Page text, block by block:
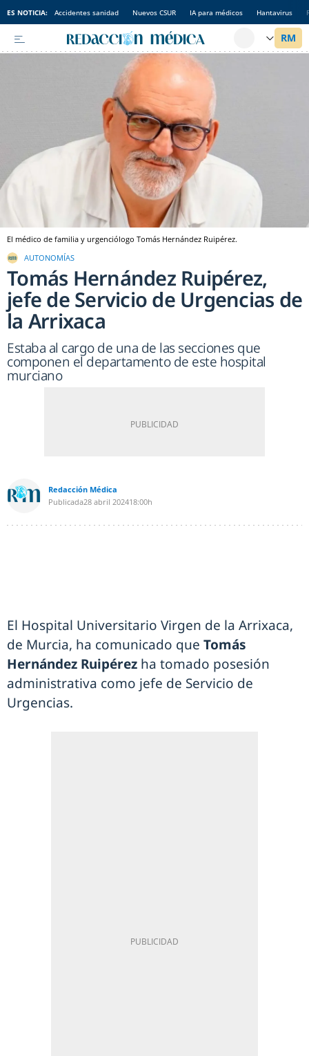
ES NOTICIA: Accidentes sanidad Nuevos CSUR IA para médicos Hantavirus
El médico de familia y urgenciólogo Tomás Hernández Ruipérez.
AUTONOMÍAS
Tomás Hernández Ruipérez,
jefe de Servicio de Urgencias de
la Arrixaca
Estaba al cargo de una de las secciones que
componen el departamento de este hospital
murciano
Redacción Médica
Publicada28 abril 202418:00h
El Hospital Universitario Virgen de la Arrixaca,
de Murcia, ha comunicado que Tomás
Hernández Ruipérez ha tomado posesión
administrativa como jefe de Servicio de
Urgencias.